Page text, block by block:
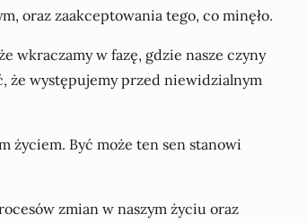
oraz zaakceptowania tego, co minęło.
wkraczamy w fazę, gdzie nasze czyny
że występujemy przed niewidzialnym
życiem. Być może ten sen stanowi
zmian w naszym życiu oraz